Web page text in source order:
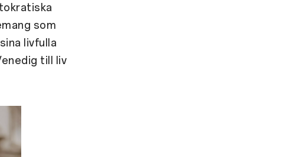
som
livfulla
till liv